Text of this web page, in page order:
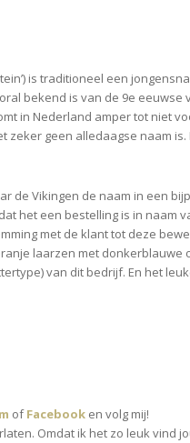
is traditioneel een
bekend is van de 9e eeuwse
in Nederland amper tot niet
zeker geen alledaagse naam is.
de Vikingen de naam in een
het een bestelling is in naam
met de klant tot deze
laarzen met donkerblauwe
van dit bedrijf. En het
ofFacebook en volg mij!
Omdat ik het zo leuk vind